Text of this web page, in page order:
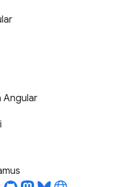
Angular